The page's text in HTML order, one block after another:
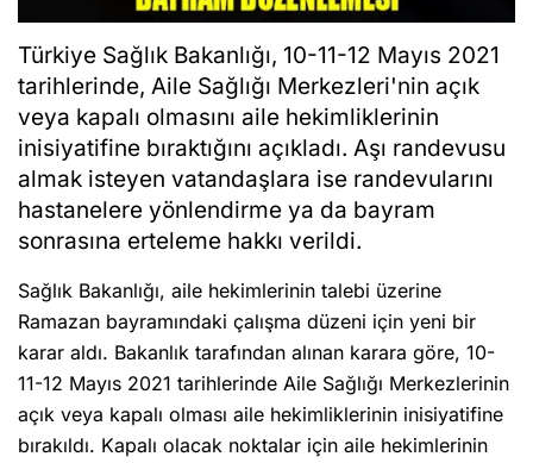
Türkiye Sağlık Bakanlığı, 10-11-12 Mayıs 2021
tarihlerinde, Aile Sağlığı Merkezleri'nin açık
veya kapalı olmasını aile hekimliklerinin
inisiyatifine bıraktığını açıkladı. Aşı randevusu
almak isteyen vatandaşlara ise randevularını
hastanelere yönlendirme ya da bayram
sonrasına erteleme hakkı verildi.
Sağlık Bakanlığı, aile hekimlerinin talebi üzerine
Ramazan bayramındaki çalışma düzeni için yeni bir
karar aldı. Bakanlık tarafından alınan karara göre, 10-
11-12 Mayıs 2021 tarihlerinde Aile Sağlığı Merkezlerinin
açık veya kapalı olması aile hekimliklerinin inisiyatifine
bırakıldı. Kapalı olacak noktalar için aile hekimlerinin